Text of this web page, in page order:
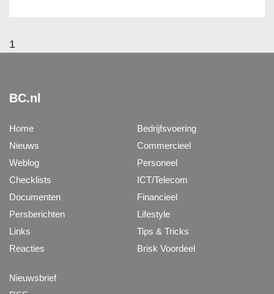
1
BC.nl
Home
Nieuws
Weblog
Checklists
Documenten
Persberichten
Links
Reacties
Bedrijfsvoering
Commercieel
Personeel
ICT/Telecom
Financieel
Lifestyle
Tips & Tricks
Brisk Voordeel
Nieuwsbrief